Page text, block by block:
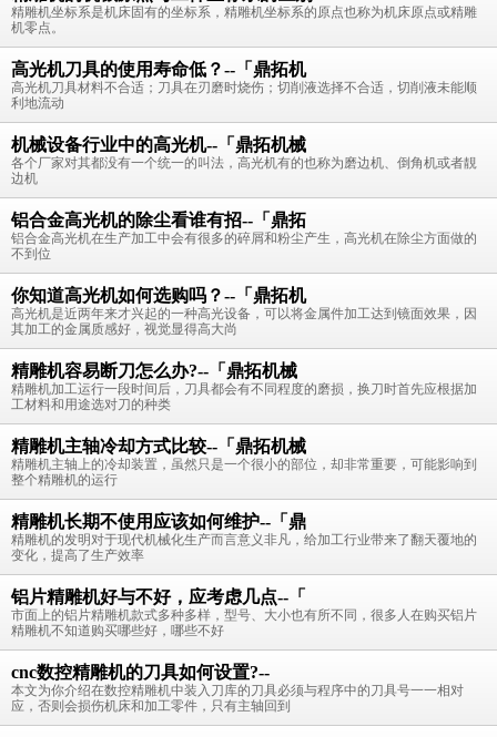
精雕机坐标系是机床固有的坐标系，精雕机坐标系的原点也称为机床原点或精雕
机零点。
高光机刀具的使用寿命低？--「鼎拓机
高光机刀具材料不合适；刀具在刃磨时烧伤；切削液选择不合适，切削液未能顺
利地流动
机械设备行业中的高光机--「鼎拓机械
各个厂家对其都没有一个统一的叫法，高光机有的也称为磨边机、倒角机或者靚
边机
铝合金高光机的除尘看谁有招--「鼎拓
铝合金高光机在生产加工中会有很多的碎屑和粉尘产生，高光机在除尘方面做的
不到位
你知道高光机如何选购吗？--「鼎拓机
高光机是近两年来才兴起的一种高光设备，可以将金属件加工达到镜面效果，因
其加工的金属质感好，视觉显得高大尚
精雕机容易断刀怎么办?--「鼎拓机械
精雕机加工运行一段时间后，刀具都会有不同程度的磨损，换刀时首先应根据加
工材料和用途选对刀的种类
精雕机主轴冷却方式比较--「鼎拓机械
精雕机主轴上的冷却装置，虽然只是一个很小的部位，却非常重要，可能影响到
整个精雕机的运行
精雕机长期不使用应该如何维护--「鼎
精雕机的发明对于现代机械化生产而言意义非凡，给加工行业带来了翻天覆地的
变化，提高了生产效率
铝片精雕机好与不好，应考虑几点--「
市面上的铝片精雕机款式多种多样，型号、大小也有所不同，很多人在购买铝片
精雕机不知道购买哪些好，哪些不好
cnc数控精雕机的刀具如何设置?--
本文为你介绍在数控精雕机中装入刀库的刀具必须与程序中的刀具号一一相对
应，否则会损伤机床和加工零件，只有主轴回到